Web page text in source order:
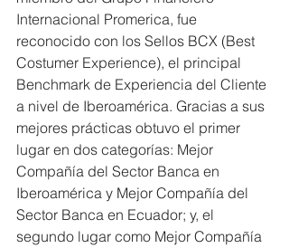
Internacional Promerica, fue
reconocido con los Sellos BCX (Best
Costumer Experience), el principal
Benchmark de Experiencia del Cliente
a nivel de Iberoamérica. Gracias a sus
mejores prácticas obtuvo el primer
lugar en dos categorías: Mejor
Compañía del Sector Banca en
Iberoamérica y Mejor Compañía del
Sector Banca en Ecuador; y, el
segundo lugar como Mejor Compañía